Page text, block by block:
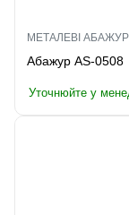
МЕТАЛЕВІ
Абажур AS-0508
Уточнюйте у